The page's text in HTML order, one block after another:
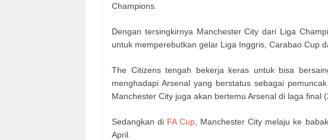
Champions.
Dengan tersingkirnya Manchester City dari Liga
untuk memperebutkan gelar Liga Inggris, Carabao Cup
The Citizens tengah bekerja keras untuk bisa
menghadapi Arsenal yang berstatus sebagai
Manchester City juga akan bertemu Arsenal di laga final
Sedangkan di FA Cup , Manchester City melaju ke
April.